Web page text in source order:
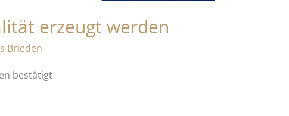
erzeugt werden
Brieden
bestätigt